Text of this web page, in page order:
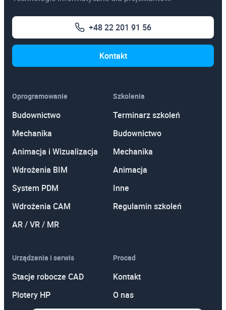
+48 22 201 91 56
Kontakt
Oprogramowanie
Budownictwo
Mechanika
Animacja i Wizualizacja
Wdrożenia BIM
System PDM
Wdrożenia CAM
AR / VR / MR
Szkolenia
Terminarz szkoleń
Budownictwo
Mechanika
Animacja
Inne
Regulamin szkoleń
Urządzenia i serwis
Stacje robocze CAD
Plotery HP
Procad
Kontakt
O nas